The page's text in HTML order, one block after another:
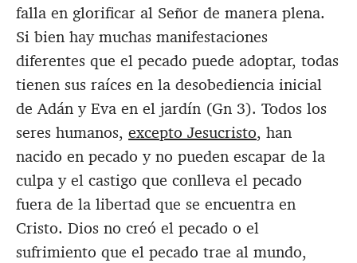
falla en glorificar al Señor de manera plena.
Si bien hay muchas manifestaciones
diferentes que el pecado puede adoptar, todas
tienen sus raíces en la desobediencia inicial
de Adán y Eva en el jardín (Gn 3). Todos los
seres humanos, excepto Jesucristo, han
nacido en pecado y no pueden escapar de la
culpa y el castigo que conlleva el pecado
fuera de la libertad que se encuentra en
Cristo. Dios no creó el pecado o el
sufrimiento que el pecado trae al mundo,